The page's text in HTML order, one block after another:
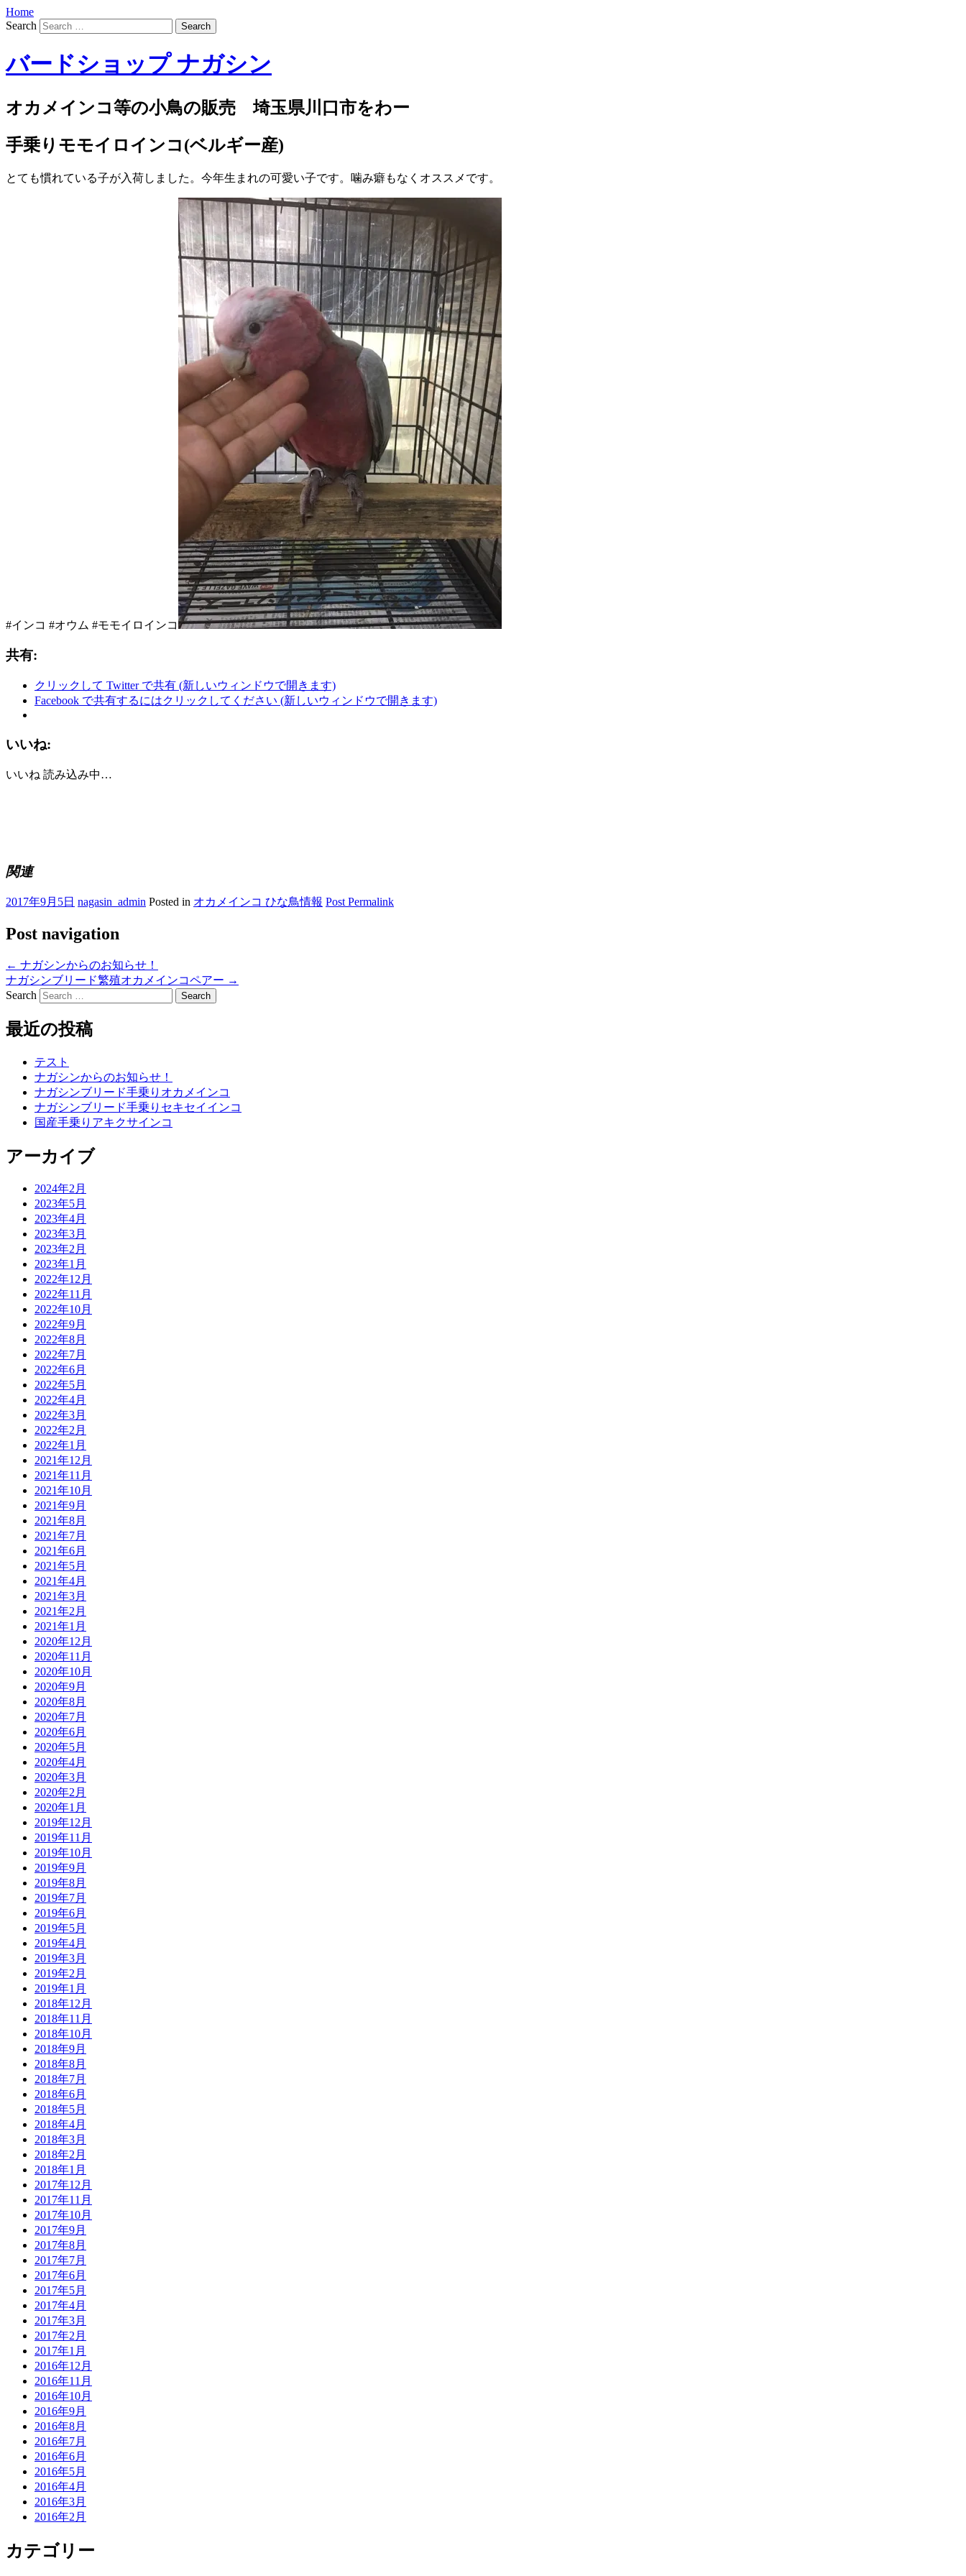
Home
Search
バードショップ ナガシン
オカメインコ等の小鳥の販売 埼玉県川口市をわー
手乗りモモイロインコ(ベルギー産)
とても慣れている子が入荷しました。今年生まれの可愛い子です。噛み癖もなくオススメです。
#インコ #オウム #モモイロインコ
共有:
クリックして Twitter で共有 (新しいウィンドウで開きます)
Facebook で共有するにはクリックしてください (新しいウィンドウで開きます)
いいね:
いいね 読み込み中…
関連
2017年9月5日 nagasin_admin Posted in オカメインコ ひな鳥情報 Post Permalink
Post navigation
← ナガシンからのお知らせ！
ナガシンブリード繁殖オカメインコペアー →
Search
最近の投稿
テスト
ナガシンからのお知らせ！
ナガシンブリード手乗りオカメインコ
ナガシンブリード手乗りセキセイインコ
国産手乗りアキクサインコ
アーカイブ
2024年2月
2023年5月
2023年4月
2023年3月
2023年2月
2023年1月
2022年12月
2022年11月
2022年10月
2022年9月
2022年8月
2022年7月
2022年6月
2022年5月
2022年4月
2022年3月
2022年2月
2022年1月
2021年12月
2021年11月
2021年10月
2021年9月
2021年8月
2021年7月
2021年6月
2021年5月
2021年4月
2021年3月
2021年2月
2021年1月
2020年12月
2020年11月
2020年10月
2020年9月
2020年8月
2020年7月
2020年6月
2020年5月
2020年4月
2020年3月
2020年2月
2020年1月
2019年12月
2019年11月
2019年10月
2019年9月
2019年8月
2019年7月
2019年6月
2019年5月
2019年4月
2019年3月
2019年2月
2019年1月
2018年12月
2018年11月
2018年10月
2018年9月
2018年8月
2018年7月
2018年6月
2018年5月
2018年4月
2018年3月
2018年2月
2018年1月
2017年12月
2017年11月
2017年10月
2017年9月
2017年8月
2017年7月
2017年6月
2017年5月
2017年4月
2017年3月
2017年2月
2017年1月
2016年12月
2016年11月
2016年10月
2016年9月
2016年8月
2016年7月
2016年6月
2016年5月
2016年4月
2016年3月
2016年2月
カテゴリー